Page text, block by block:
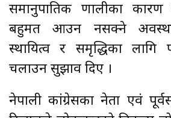
समानुपातिक प्रणालीका
बहुमत आउन नसक्ने
स्थायित्व र समृद्धिका लागि
चलाउन सुझाव दिए ।
नेपाली कांग्रेसका नेता एवं